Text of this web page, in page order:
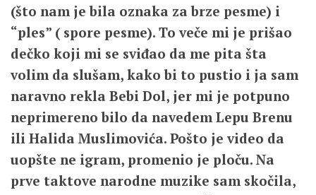
(što nam je bila oznaka za brze pesme) i
“ples” ( spore pesme). To veče mi je prišao
dečko koji mi se sviđao da me pita šta
volim da slušam, kako bi to pustio i ja sam
naravno rekla Bebi Dol, jer mi je potpuno
neprimereno bilo da navedem Lepu Brenu
ili Halida Muslimovića. Pošto je video da
uopšte ne igram, promenio je ploču. Na
prve taktove narodne muzike sam skočila,